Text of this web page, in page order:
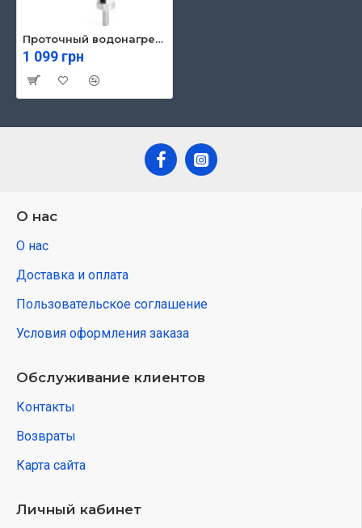
Проточный водонагреватель Hölmer HHW-411PL
1 099 грн
О нас
О нас
Доставка и оплата
Пользовательское соглашение
Условия оформления заказа
Обслуживание клиентов
Контакты
Возвраты
Карта сайта
Личный кабинет